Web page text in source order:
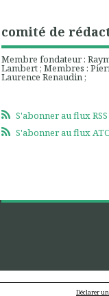
comité de
Membre fondateur :
Lambert ; Membres :
Laurence Renaudin ;
S'abonner au flux RSS
S'abonner au flux
Déclarer